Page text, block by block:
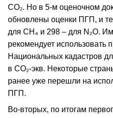
СО₂. Но в 5-м оценочном
обновлены оценки ПГП, и
для СН₄ и 298 – для N₂O.
рекомендует использовать
Национальных кадастров
в СО₂-экв. Некоторые
ранее уже перешли на
ПГП.
Во-вторых, по итогам